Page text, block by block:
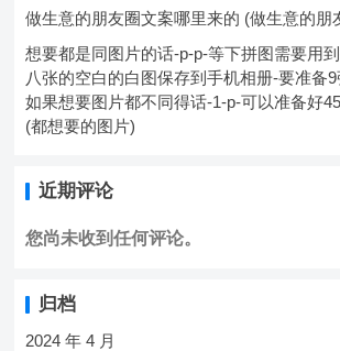
做生意的朋友圈文案哪里来的 (做生意的朋
想要都是同图片的话-p-p-等下拼图需要用
八张的空白的白图保存到手机相册-要准备
如果想要图片都不同得话-1-p-可以准备好
(都想要的图片)
近期评论
您尚未收到任何评论。
归档
2024 年 4 月